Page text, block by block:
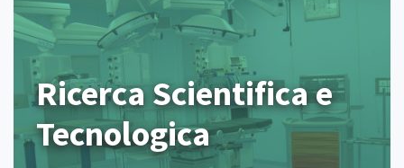
Ricerca Scientifica e
Tecnologica